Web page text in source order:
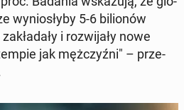
wy­nio­sły­by 5-6 bi­lio­nów
i roz­wi­ja­ły nowe
jak męż­czyź­ni" – prze­